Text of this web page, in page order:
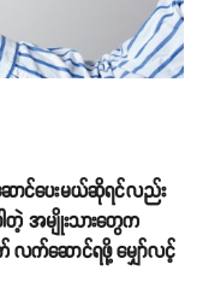
ာင်ပေးမယ်ဆိုရင်လည်း
ါတဲ့ အမျိုးသားတွေက
လက်ဆောင်ရဖို့ မျှော်လင့်